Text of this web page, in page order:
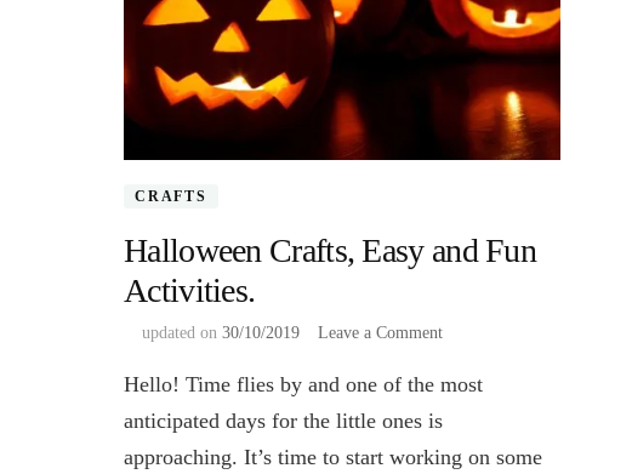
CRAFTS
Halloween Crafts, Easy and Fun
Activities.
updated on 30/10/2019 Leave a Commenton
Crafts,
Fun
Hello! Time flies by and one of the most
anticipated days for the little ones is
approaching. It’s time to start working on some